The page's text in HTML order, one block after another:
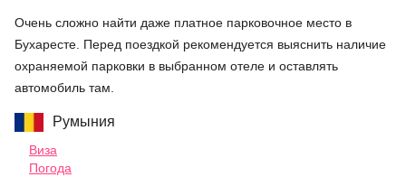
Очень сложно найти даже платное парковочное место в
Бухаресте. Перед поездкой рекомендуется выяснить наличие
охраняемой парковки в выбранном отеле и оставлять
автомобиль там.
Румыния
Виза
Погода